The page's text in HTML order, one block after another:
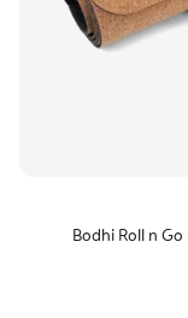
Bodhi Roll n